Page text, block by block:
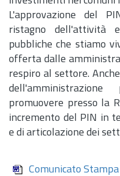
L'approvazione del
ristagno dell'attività
pubbliche che stiamo
offerta dalle
respiro al settore.
promuovere presso la
incremento del PIN in
e di articolazione dei
Comunicato